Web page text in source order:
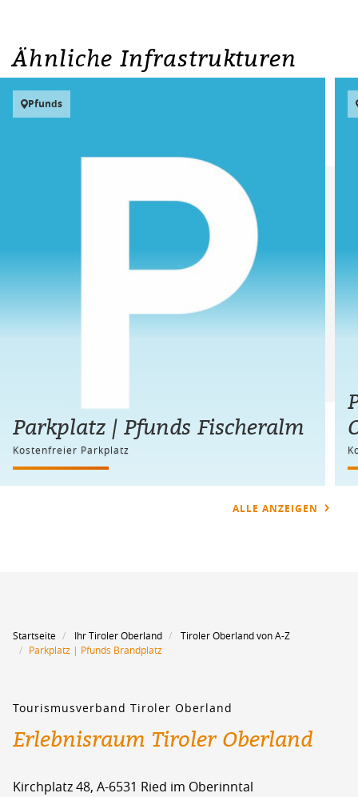
Ähnliche Infrastrukturen
Pfunds
Parkplatz | Pfunds Fischeralm
Kostenfreier Parkplatz
ALLE ANZEIGEN
Startseite Ihr Tiroler Oberland
Tiroler Oberland von A-Z
Parkplatz | Pfunds Brandplatz
Tourismusverband Tiroler Oberland
Erlebnisraum Tiroler Oberland
Kirchplatz 48, A-6531 Ried im Oberinntal